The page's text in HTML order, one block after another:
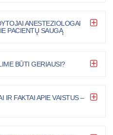
ANESTEZIOLOGAI
PACIENTŲ SAUGĄ
BŪTI GERIAUSI?
IR FAKTAI APIE VAISTUS –